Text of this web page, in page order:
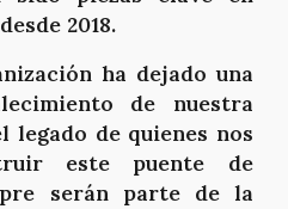
2018.
ha dejado una
de nuestra
legado de quienes nos
este puente de
serán parte de la